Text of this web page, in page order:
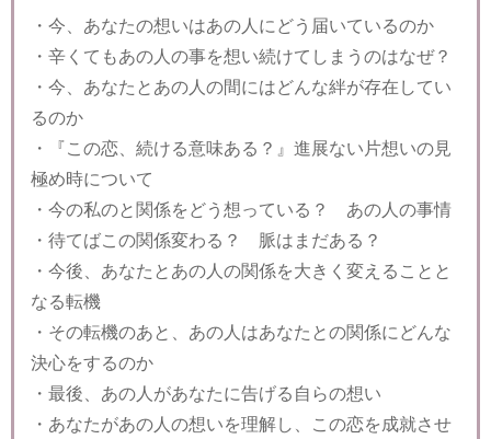
・今、あなたの想いはあの人にどう届いているのか
・辛くてもあの人の事を想い続けてしまうのはなぜ？
・今、あなたとあの人の間にはどんな絆が存在してい
るのか
・『この恋、続ける意味ある？』進展ない片想いの見
極め時について
・今の私のと関係をどう想っている？ あの人の事情
・待てばこの関係変わる？ 脈はまだある？
・今後、あなたとあの人の関係を大きく変えることと
なる転機
・その転機のあと、あの人はあなたとの関係にどんな
決心をするのか
・最後、あの人があなたに告げる自らの想い
・あなたがあの人の想いを理解し、この恋を成就させ